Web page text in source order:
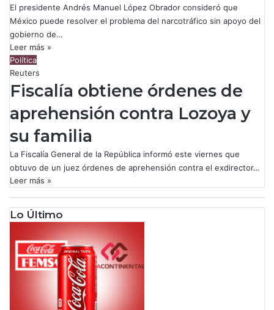
El presidente Andrés Manuel López Obrador consideró que
México puede resolver el problema del narcotráfico sin apoyo del
gobierno de…
Leer más »
Política
Reuters
Fiscalía obtiene órdenes de
aprehensión contra Lozoya y
su familia
La Fiscalía General de la República informó este viernes que
obtuvo de un juez órdenes de aprehensión contra el exdirector…
Leer más »
Lo Último